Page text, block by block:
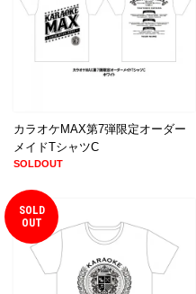
カラオケMAX第7弾限定オーダー
メイドTシャツC
SOLDOUT
SOLD
OUT